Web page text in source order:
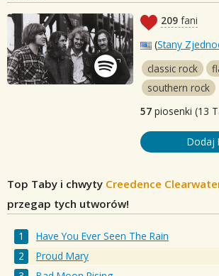
209 fani
(Stany
classic rock
southern rock
57 piosenki (13
Dodaj
Top Taby i chwyty Creedence
przegap tych utworów!
Have You Ever Seen The Rain
Proud Mary